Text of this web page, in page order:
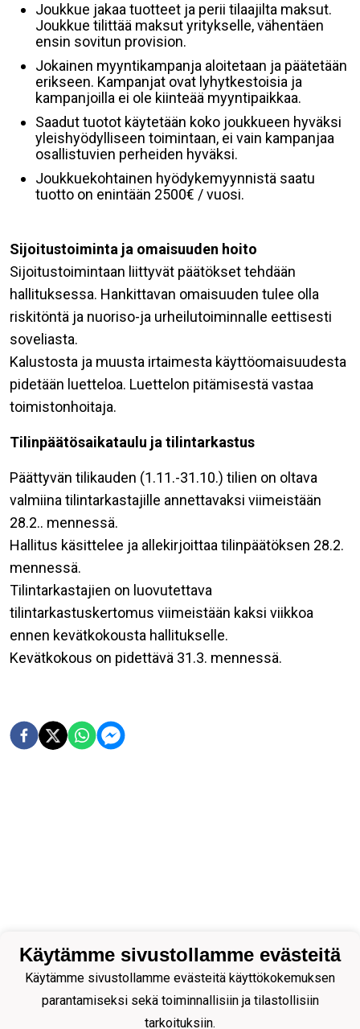
Joukkue jakaa tuotteet ja perii tilaajilta maksut.
Joukkue tilittää maksut yritykselle, vähentäen
ensin sovitun provision.
Jokainen myyntikampanja aloitetaan ja päätetään
erikseen. Kampanjat ovat lyhytkestoisia ja
kampanjoilla ei ole kiinteää myyntipaikkaa.
Saadut tuotot käytetään koko joukkueen hyväksi
yleishyödylliseen toimintaan, ei vain kampanjaa
osallistuvien perheiden hyväksi.
Joukkuekohtainen hyödykemyynnistä saatu
tuotto on enintään 2500€ / vuosi.
Sijoitustoiminta ja omaisuuden hoito
Sijoitustoimintaan liittyvät päätökset tehdään
hallituksessa. Hankittavan omaisuuden tulee olla
riskitöntä ja nuoriso-ja urheilutoiminnalle eettisesti
soveliasta.
Kalustosta ja muusta irtaimesta käyttöomaisuudesta
pidetään luetteloa. Luettelon pitämisestä vastaa
toimistonhoitaja.
Tilinpäätösaikataulu ja tilintarkastus
Päättyvän tilikauden (1.11.-31.10.) tilien on oltava
valmiina tilintarkastajille annettavaksi viimeistään
28.2.. mennessä.
Hallitus käsittelee ja allekirjoittaa tilinpäätöksen 28.2.
mennessä.
Tilintarkastajien on luovutettava
tilintarkastuskertomus viimeistään kaksi viikkoa
ennen kevätkokousta hallitukselle.
Kevätkokous on pidettävä 31.3. mennessä.
Käytämme sivustollamme evästeitä
Käytämme sivustollamme evästeitä käyttökokemuksen
parantamiseksi sekä toiminnallisiin ja tilastollisiin
tarkoituksiin.